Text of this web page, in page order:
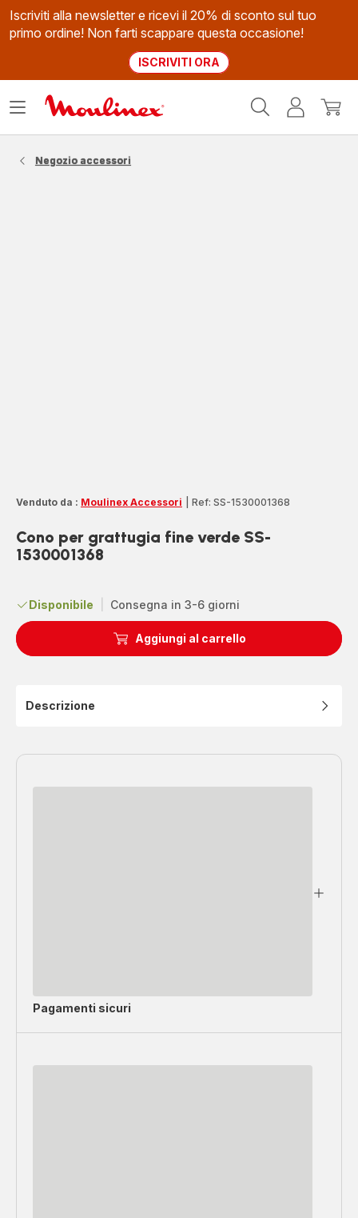
Iscriviti alla newsletter e ricevi il 20% di sconto sul tuo
primo ordine! Non farti scappare questa occasione!
ISCRIVITI ORA
Il
Apri
Negozio accessori
Venduto da : Moulinex Accessori Ref: SS-1530001368
Cono per grattugia fine verde SS-
1530001368
Disponibile Consegna in 3-6 giorni
Aggiungi al carrello
Descrizione
Pagamenti sicuri